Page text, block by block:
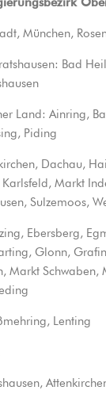
München,
Bad
Land: Ainring,
Piding
Dachau,
Markt
Sulzemoos,
Ebersberg,
Glonn,
Markt Schwaben,
Lenting